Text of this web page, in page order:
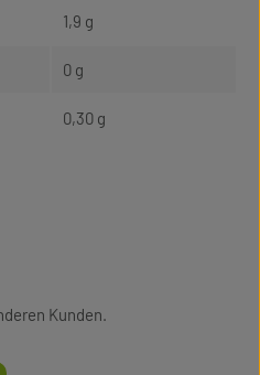
1,9 g
0 g
0,30 g
0 von 5 Sternen
Kunden.